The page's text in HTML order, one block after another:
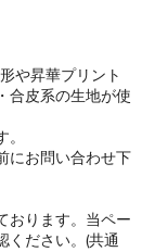
や昇華プリント
合皮系の生地が使
にお問い合わせ下
おります。当ペー
ください。(共通